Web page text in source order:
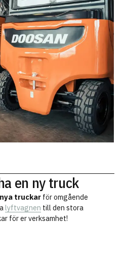
en ny truck
nya truckar för omgående
lyftvagnen till den stora
för er verksamhet!